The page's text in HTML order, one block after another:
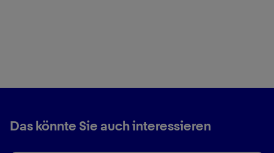
Das könnte Sie auch interessieren